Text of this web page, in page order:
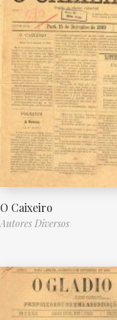
O Caixeiro
Autores Diversos